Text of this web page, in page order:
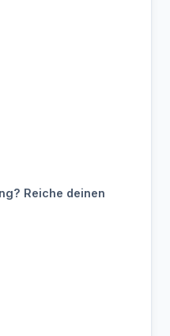
Reiche deinen